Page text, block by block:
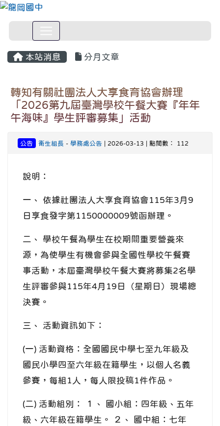
本站消息 分月文章
轉知有關社團法人大享食育協會辦理
「2026第九屆臺灣學校午餐大賽『年年
午海味』學生評審募集」活動
公告 衛生組長 - 學務處公告 | 2026-03-13 | 點閱數： 112
說明：
一、 依據社團法人大享食育協會115年3月9
日享食發字第1150000009號函辦理。
二、 學校午餐為學生在校期間重要營養來
源，為使學生有機會參與全國性學校午餐賽
事活動，本屆臺灣學校午餐大賽將募集2名學
生評審參與115年4月19日（星期日）現場總
決賽。
三、 活動資訊如下：
(一) 活動資格：全國國民中學七至九年級及
國民小學四至六年級在籍學生，以個人名義
參賽，每組1人，每人限投稿1件作品。
(二) 活動組別： １、 國小組：四年級、五年
級、六年級在籍學生。 ２、 國中組：七年